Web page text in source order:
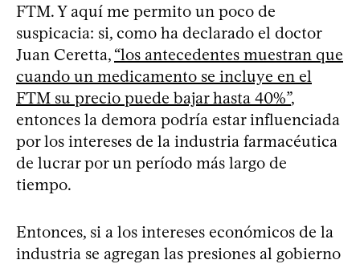
FTM. Y aquí me permito un poco de
suspicacia: si, como ha declarado el doctor
Juan Ceretta, “los antecedentes muestran que
cuando un medicamento se incluye en el
FTM su precio puede bajar hasta 40%”,
entonces la demora podría estar influenciada
por los intereses de la industria farmacéutica
de lucrar por un período más largo de
tiempo.
Entonces, si a los intereses económicos de la
industria se agregan las presiones al gobierno